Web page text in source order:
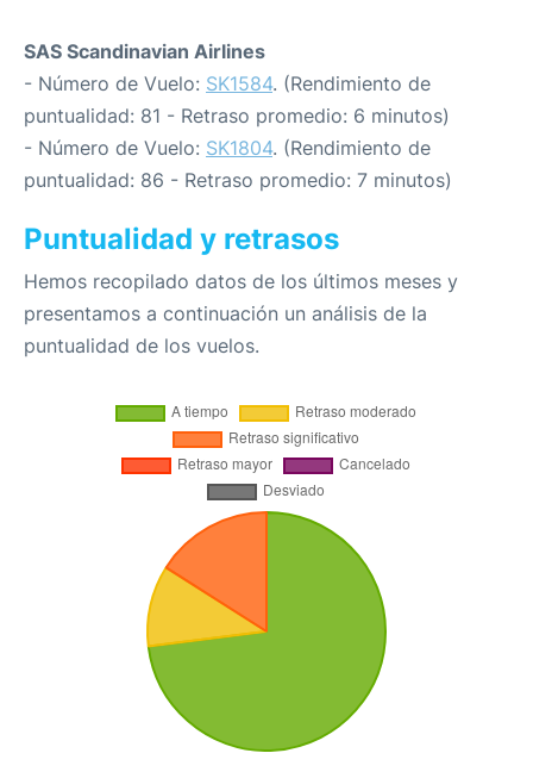
SAS Scandinavian Airlines
- Número de Vuelo: SK1584. (Rendimiento de
puntualidad: 81 - Retraso promedio: 6 minutos)
- Número de Vuelo: SK1804. (Rendimiento de
puntualidad: 86 - Retraso promedio: 7 minutos)
Puntualidad y retrasos
Hemos recopilado datos de los últimos meses y
presentamos a continuación un análisis de la
puntualidad de los vuelos.